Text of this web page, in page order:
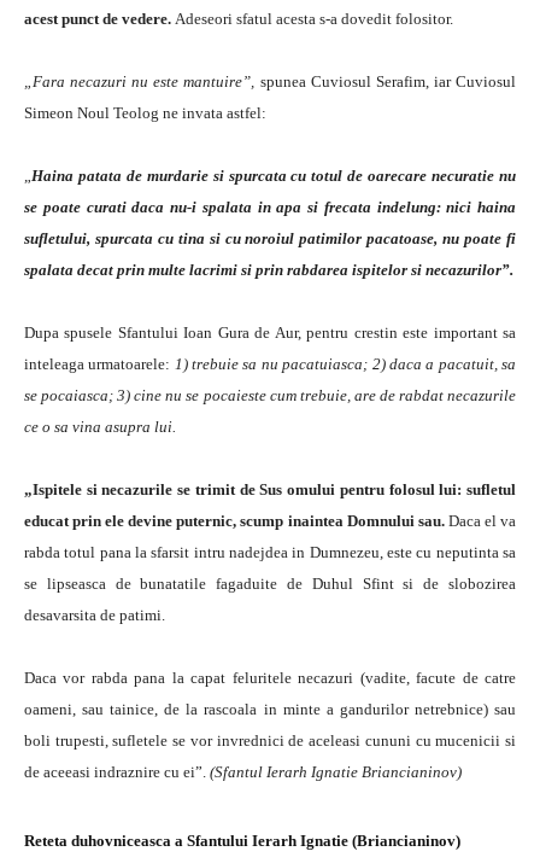
acest punct de vedere. Adeseori sfatul acesta s-a dovedit folositor.
„Fara necazuri nu este mantuire”, spunea Cuviosul Serafim, iar Cuviosul
Simeon Noul Teolog ne invata astfel:
„Haina patata de murdarie si spurcata cu totul de oarecare necuratie nu
se poate curati daca nu-i spalata in apa si frecata indelung: nici haina
sufletului, spurcata cu tina si cu noroiul patimilor pacatoase, nu poate fi
spalata decat prin multe lacrimi si prin rabdarea ispitelor si necazurilor”.
Dupa spusele Sfantului Ioan Gura de Aur, pentru crestin este important sa
inteleaga urmatoarele: 1) trebuie sa nu pacatuiasca; 2) daca a pacatuit, sa
se pocaiasca; 3) cine nu se pocaieste cum trebuie, are de rabdat necazurile
ce o sa vina asupra lui.
„Ispitele si necazurile se trimit de Sus omului pentru folosul lui: sufletul
educat prin ele devine puternic, scump inaintea Domnului sau. Daca el va
rabda totul pana la sfarsit intru nadejdea in Dumnezeu, este cu neputinta sa
se lipseasca de bunatatile fagaduite de Duhul Sfint si de slobozirea
desavarsita de patimi.
Daca vor rabda pana la capat feluritele necazuri (vadite, facute de catre
oameni, sau tainice, de la rascoala in minte a gandurilor netrebnice) sau
boli trupesti, sufletele se vor invrednici de aceleasi cununi cu mucenicii si
de aceeasi indraznire cu ei”. (Sfantul Ierarh Ignatie Briancianinov)
Reteta duhovniceasca a Sfantului Ierarh Ignatie (Briancianinov)